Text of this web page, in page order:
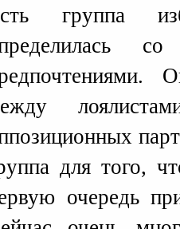
группа
для того,
очередь